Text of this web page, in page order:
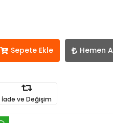
Sepete Ekle Hemen
İade ve Değişim